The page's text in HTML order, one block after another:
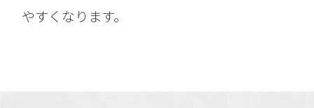
やすくなります。